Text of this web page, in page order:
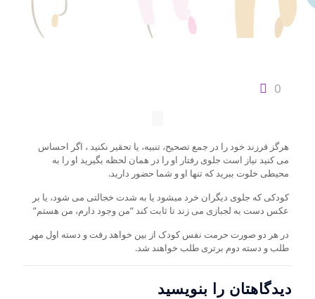
0
هرگز فرزند خود را در جمع تصحیح، تنبیه، یا تحقیر نکنید ، اگر احساس
می کنید نیاز است جلوی رفتار او را در همان لحظه بگیرید او را به
محیطی خلوت ببرید که تنها او و شما حضور دارید.
کودکی که جلوی دیگران خرد میشود یا به شدت خجالتی می شود، یا بر
عکس دست به لجبازی می زند تا ثابت کند ”من وجود دارم، من هستم”
در هر دو صورت حرمت نفس کودک از بین خواهد رفت و دسته اول مهر
طلب و دسته دوم برتری طلب خواهند شد.
دیدگاهتان را بنویسید